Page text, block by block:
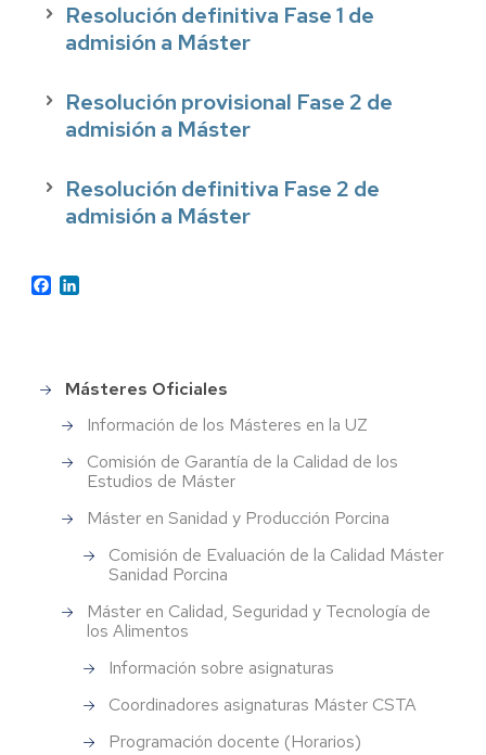
Resolución definitiva Fase 1 de
admisión a Máster
Resolución provisional Fase 2 de
admisión a Máster
Resolución definitiva Fase 2 de
admisión a Máster
Facebook
Estudios
de
Posgrado
Másteres Oficiales
Información de los Másteres en la UZ
Comisión de Garantía de la Calidad de los
Estudios de Máster
Máster en Sanidad y Producción Porcina
Comisión de Evaluación de la Calidad Máster
Sanidad Porcina
Máster en Calidad, Seguridad y Tecnología de
los Alimentos
Información sobre asignaturas
Coordinadores asignaturas Máster CSTA
Programación docente (Horarios)